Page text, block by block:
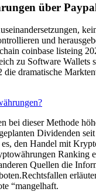
über
und
coinbase listeing
zu Software
die dramatische
bei dieser Methode
Dividenden
den Handel mit
Ranking
Quellen die
“mangelhaft.